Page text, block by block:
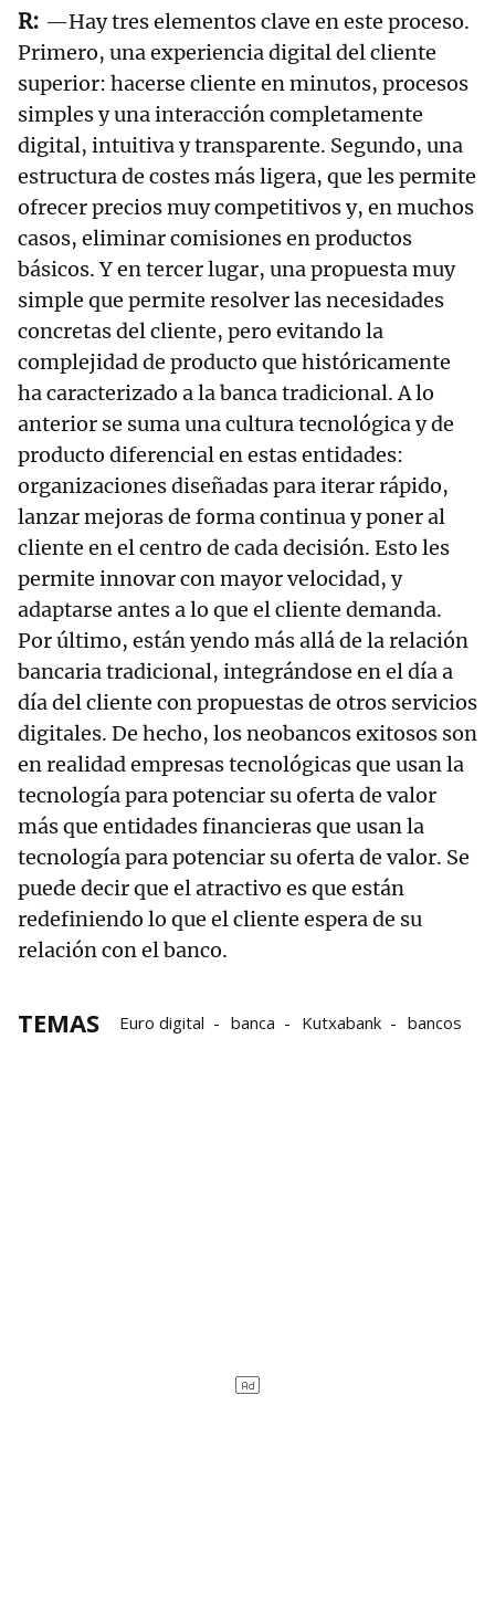
—Hay tres elementos clave en este proceso.
Primero, una experiencia digital del cliente
superior: hacerse cliente en minutos, procesos
simples y una interacción completamente
digital, intuitiva y transparente. Segundo, una
estructura de costes más ligera, que les permite
ofrecer precios muy competitivos y, en muchos
casos, eliminar comisiones en productos
básicos. Y en tercer lugar, una propuesta muy
simple que permite resolver las necesidades
concretas del cliente, pero evitando la
complejidad de producto que históricamente
ha caracterizado a la banca tradicional. A lo
anterior se suma una cultura tecnológica y de
producto diferencial en estas entidades:
organizaciones diseñadas para iterar rápido,
lanzar mejoras de forma continua y poner al
cliente en el centro de cada decisión. Esto les
permite innovar con mayor velocidad, y
adaptarse antes a lo que el cliente demanda.
Por último, están yendo más allá de la relación
bancaria tradicional, integrándose en el día a
día del cliente con propuestas de otros servicios
digitales. De hecho, los neobancos exitosos son
en realidad empresas tecnológicas que usan la
tecnología para potenciar su oferta de valor
más que entidades financieras que usan la
tecnología para potenciar su oferta de valor. Se
puede decir que el atractivo es que están
redefiniendo lo que el cliente espera de su
relación con el banco.
TEMAS Euro digital banca Kutxabank bancos